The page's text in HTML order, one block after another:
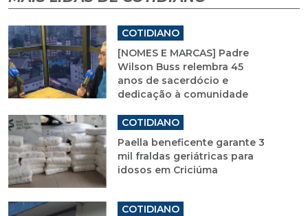
COTIDIANO
[NOMES E MARCAS] Padre
Wilson Buss relembra 45
anos de sacerdócio e
dedicação à comunidade
COTIDIANO
Paella beneficente garante 3
mil fraldas geriátricas para
idosos em Criciúma
COTIDIANO